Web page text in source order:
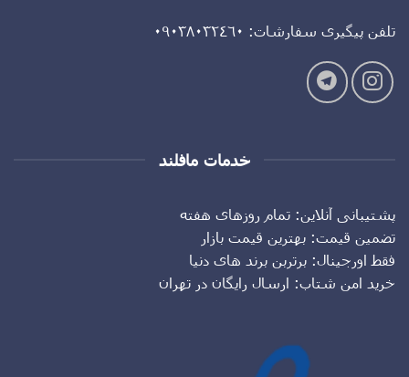
تلفن پيگيرى سفارشات: ٠٩٠٣٨٠٣٢٤٦٠
خدمات مافلند
پشتیبانی آنلاین: تمام روزهای هفته
تضمین قیمت: بهترین قیمت بازار
فقط اورجینال: برتربن برند های دنیا
خرید امن شتاب: ارسال رایگان در تهران